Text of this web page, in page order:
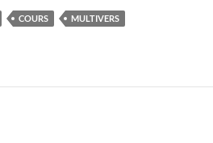
COURS
MULTIVERS